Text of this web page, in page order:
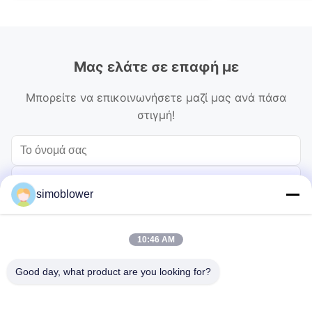
Μας ελάτε σε επαφή με
Μπορείτε να επικοινωνήσετε μαζί μας ανά πάσα
στιγμή!
simoblower
10:46 AM
Good day, what product are you looking for?